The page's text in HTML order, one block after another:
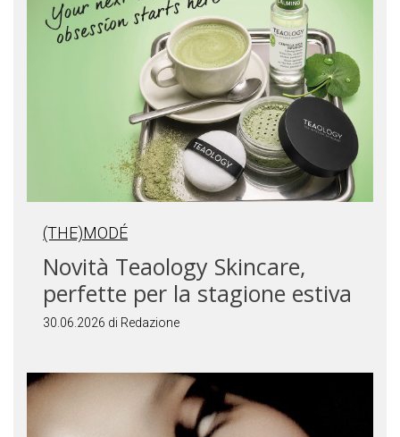
(THE)MODÉ
Novità Teaology Skincare,
perfette per la stagione estiva
30.06.2026 di Redazione